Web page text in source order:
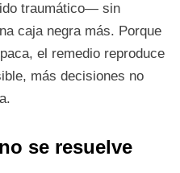
traumático— sin
caja negra más. Porque
el remedio reproduce
más decisiones no
se resuelve